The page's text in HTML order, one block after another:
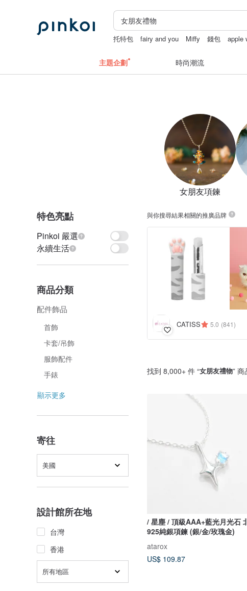
托特包 fairy and you Miffy 錢包 apple
主題企劃 時尚潮流
女朋友項鍊
特色亮點
Pinkoi 嚴選
永續生活
商品分類
配件飾品
首飾
卡套/吊飾
服飾配件
手錶
顯示更多
寄往
美國
設計館所在地
台灣
香港
所有地區
與你搜尋結果相關的推廣品牌
CATISS 5.0 (841)
找到 8,000+ 件 “女朋友禮物” 商
/ 星塵 / 頂級AAA+藍光月光石
925純銀項鍊 (銀/金/玫瑰金)
atarox
US$ 109.87